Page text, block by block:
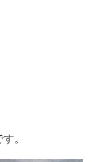
。